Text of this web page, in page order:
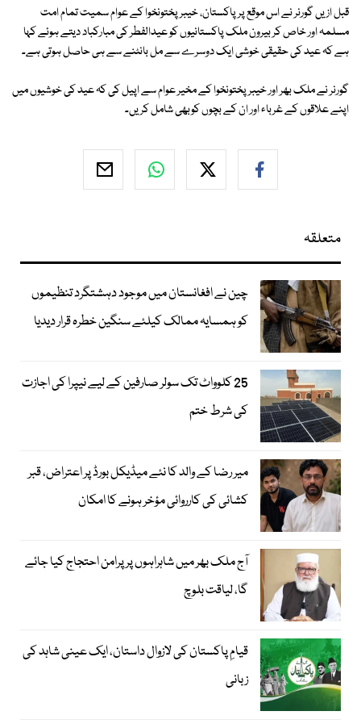
قبل ازیں گورنر نے اس موقع پرپاکستان، خیبر پختونخوا کے عوام سمیت تمام امت
مسلمہ اور خاص کر بیرون ملک پاکستانیوں کو عیدالفطر کی مبارکباد دیتے ہوئے کہا
ہے کہ عید کی حقیقی خوشی ایک دوسرے سے مل بانٹنے سے ہی حاصل ہوتی ہے۔
گورنر نے ملک بھر اور خیبر پختونخوا کے مخیر عوام سے اپیل کی کہ عید کی خوشیوں میں
اپنے علاقوں کے غرباء اور ان کے بچوں کوبھی شامل کریں۔
متعلقہ
چین نے افغانستان میں موجود دہشتگرد تنظیموں
کو ہمسایہ ممالک کیلئے سنگین خطرہ قرار دیدیا
25 کلوواٹ تک سولر صارفین کے لیے نیپرا کی اجازت
کی شرط ختم
میر رضا کے والد کا نئے میڈیکل بورڈ پر اعتراض، قبر
کشائی کی کارروائی مؤخر ہونے کا امکان
آج ملک بھر میں شاہراہوں پر پرامن احتجاج کیا جائے
گا، لیاقت بلوچ
قیامِ پاکستان کی لازوال داستان، ایک عینی شاہد کی
زبانی